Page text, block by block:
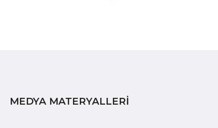
MEDYA MATERYALLERİ